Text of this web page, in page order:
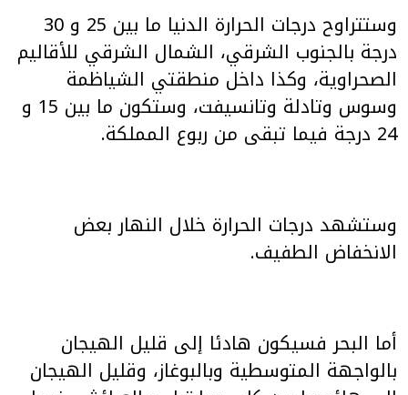
وستتراوح درجات الحرارة الدنيا ما بين 25 و 30
درجة بالجنوب الشرقي، الشمال الشرقي للأقاليم
الصحراوية، وكذا داخل منطقتي الشياظمة
وسوس وتادلة وتانسيفت، وستكون ما بين 15 و
24 درجة فيما تبقى من ربوع المملكة.
وستشهد درجات الحرارة خلال النهار بعض
الانخفاض الطفيف.
أما البحر فسيكون هادئا إلى قليل الهيجان
بالواجهة المتوسطية وبالبوغاز، وقليل الهيجان